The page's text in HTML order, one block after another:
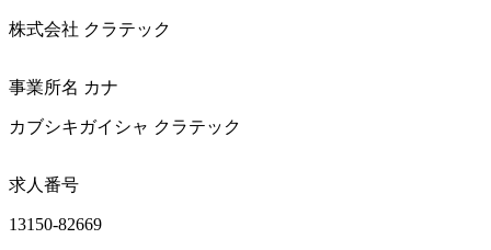
株式会社 クラテック
事業所名 カナ
カブシキガイシャ クラテック
求人番号
13150-82669